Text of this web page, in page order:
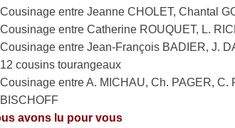
Cousinage entre Jeanne CHOLET, Chantal
Cousinage entre Catherine ROUQUET, L.
Cousinage entre Jean-François BADIER, J.
12 cousins tourangeaux
Cousinage entre A. MICHAU, Ch. PAGER,
BISCHOFF
avons lu pour vous